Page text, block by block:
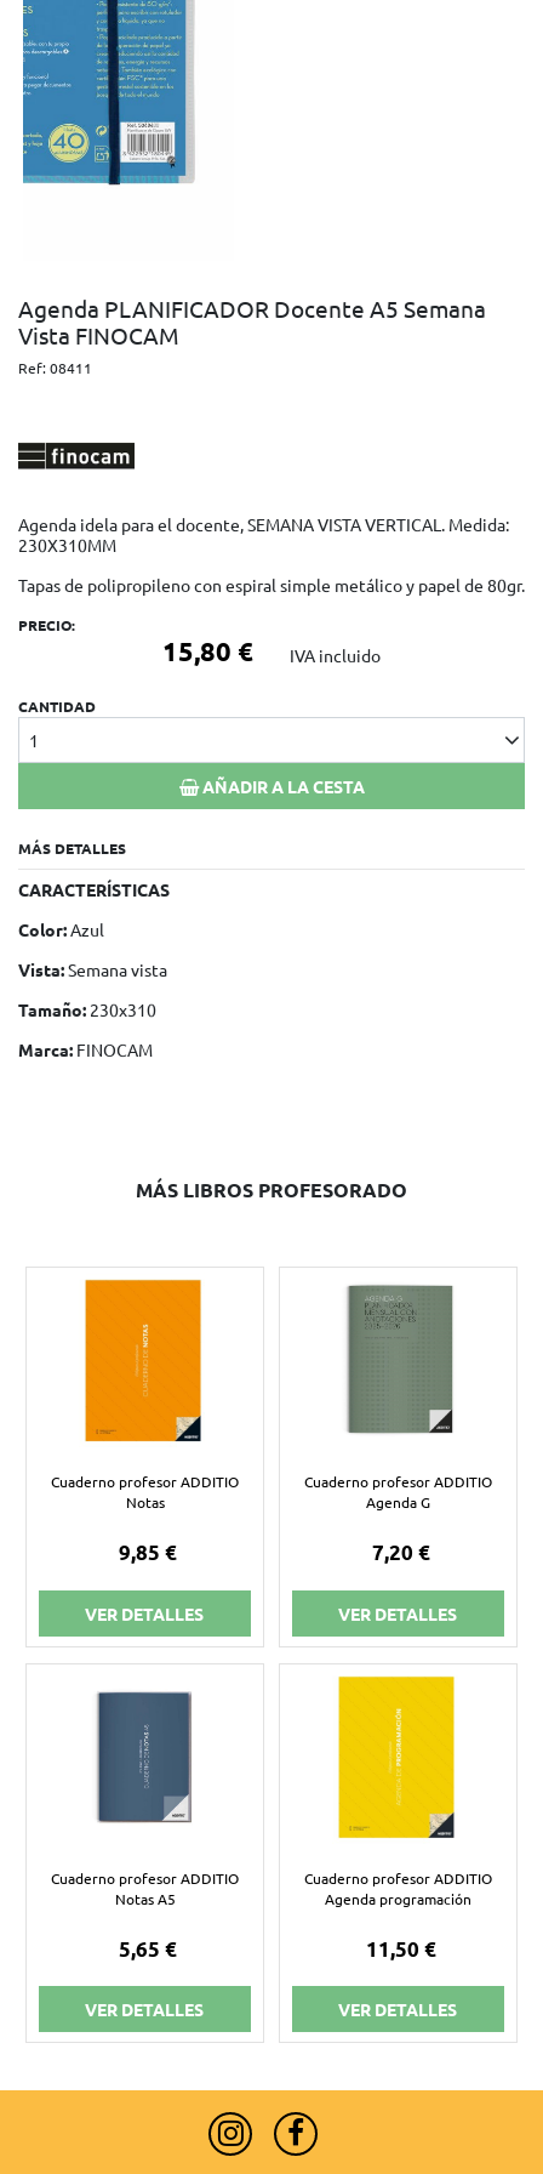
Agenda PLANIFICADOR Docente A5 Semana
Vista FINOCAM
Ref:08411
Agenda idela para el docente, SEMANA VISTA VERTICAL. Medida:
230X310MM
Tapas de polipropileno con espiral simple metálico y papel de 80gr.
PRECIO:
15,80 € IVA incluido
CANTIDAD
1
AÑADIR A LA CESTA
MÁS DETALLES
CARACTERÍSTICAS
Color:Azul
Vista:Semana vista
Tamaño: 230x310
Marca: FINOCAM
MÁS LIBROS PROFESORADO
Cuaderno profesor ADDITIO
Notas
9,85 €
VER DETALLES
Cuaderno profesor ADDITIO
Agenda G
7,20 €
VER DETALLES
Cuaderno profesor ADDITIO
Notas A5
5,65 €
VER DETALLES
Cuaderno profesor ADDITIO
Agenda programación
11,50 €
VER DETALLES